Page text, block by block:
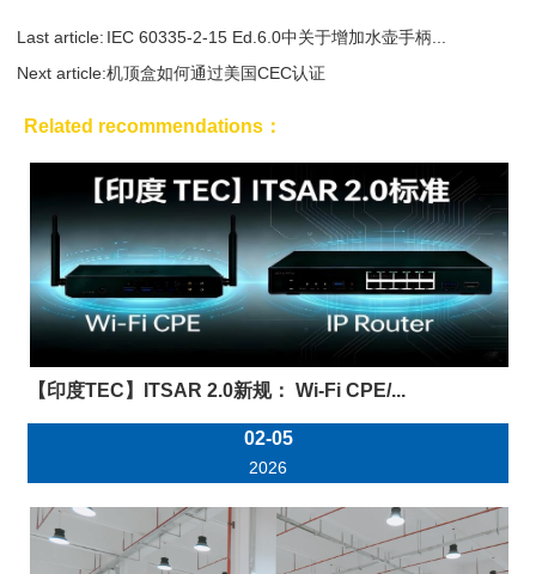
Last article: IEC 60335-2-15 Ed.6.0中关于增加水壶手柄...
Next article:机顶盒如何通过美国CEC认证
Related recommendations：
【印度TEC】ITSAR 2.0新规： Wi-Fi CPE/...
02-05
2026